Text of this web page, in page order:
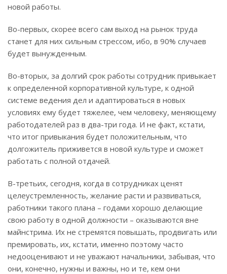
новой работы.
Во-первых, скорее всего сам выход на рынок труда
станет для них сильным стрессом, ибо, в 90% случаев
будет вынужденным.
Во-вторых, за долгий срок работы сотрудник привыкает
к определенной корпоративной культуре, к одной
системе ведения дел и адаптироваться в новых
условиях ему будет тяжелее, чем человеку, меняющему
работодателей раз в два-три года. И не факт, кстати,
что итог привыкания будет положительным, что
долгожитель приживется в новой культуре и сможет
работать с полной отдачей.
В-третьих, сегодня, когда в сотрудниках ценят
целеустремленность, желание расти и развиваться,
работники такого плана – годами хорошо делающие
свою работу в одной должности – оказываются вне
майнстрима. Их не стремятся повышать, продвигать или
премировать, их, кстати, именно поэтому часто
недооценивают и не уважают начальники, забывая, что
они, конечно, нужны и важны, но и те, кем они